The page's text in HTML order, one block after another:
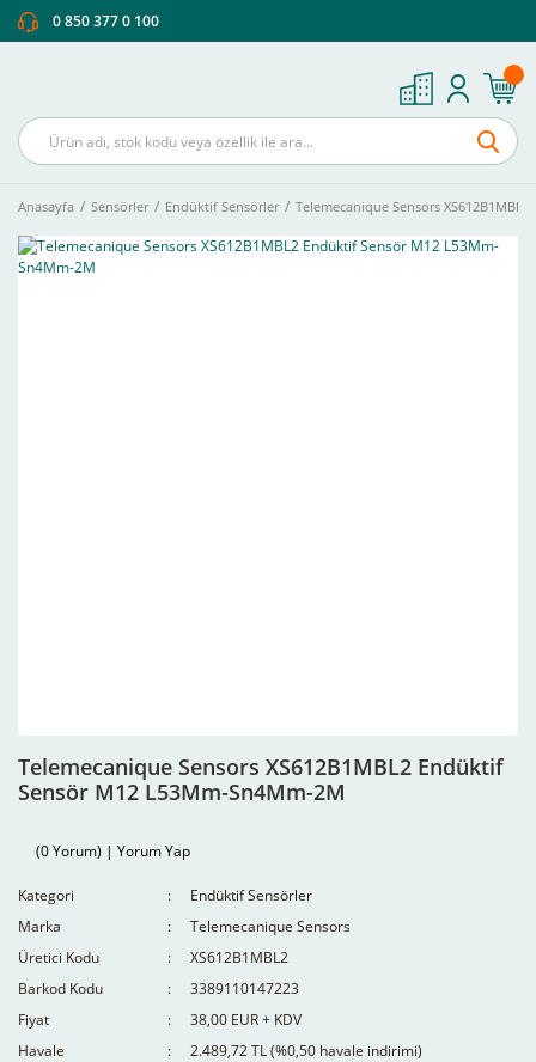
0 850 377 0 100
Anasayfa Sensörler Endüktif Sensörler Telemecanique Sensors
Telemecanique Sensors XS612B1MBL2 Endüktif
Sensör M12 L53Mm-Sn4Mm-2M
(0 Yorum) | Yorum Yap
Kategori
Endüktif Sensörler
Marka
Telemecanique Sensors
Üretici Kodu
XS612B1MBL2
Barkod Kodu
3389110147223
Fiyat
38,00 EUR + KDV
Havale
2.489,72 TL (%0,50 havale indirimi)